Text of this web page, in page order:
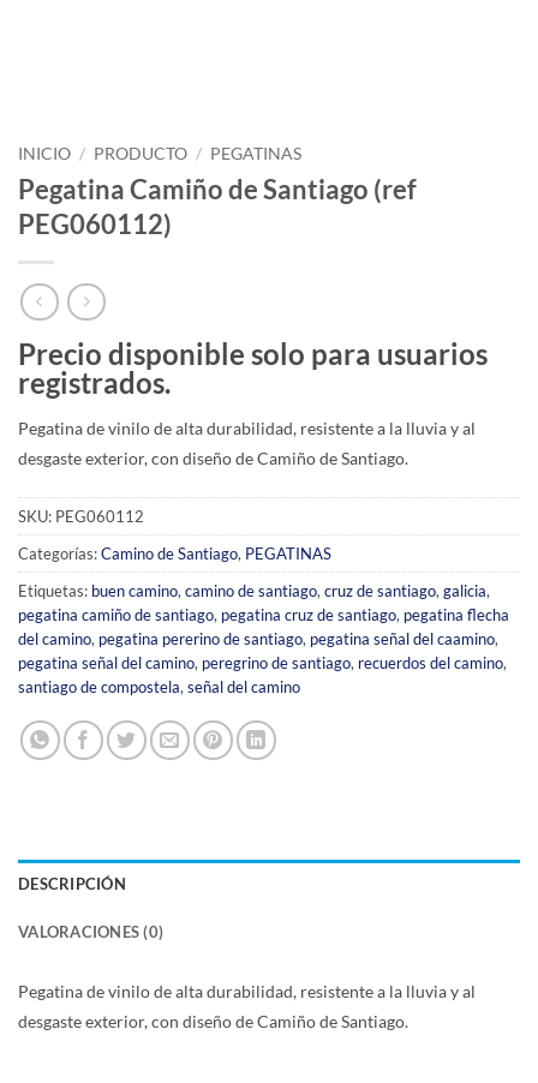
INICIO / PRODUCTO / PEGATINAS
Pegatina Camiño de Santiago (ref
PEG060112)
Precio disponible solo para usuarios
registrados.
Pegatina de vinilo de alta durabilidad, resistente a la lluvia y al
desgaste exterior, con diseño de Camiño de Santiago.
SKU: PEG060112
Categorías:Camino de Santiago, PEGATINAS
Etiquetas: buen camino,camino de santiago,cruz de santiago,galicia,
pegatina camiño de santiago, pegatina cruz de santiago, pegatina flecha
del camino, pegatina pererino de santiago, pegatina señal del caamino,
pegatina señal del camino, peregrino de santiago, recuerdos del camino,
santiago de compostela,señal del camino
DESCRIPCIÓN
VALORACIONES (0)
Pegatina de vinilo de alta durabilidad, resistente a la lluvia y al
desgaste exterior, con diseño de Camiño de Santiago.